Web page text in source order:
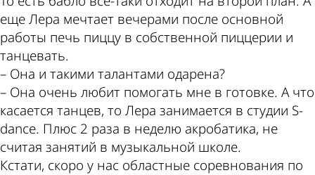
еще Лера мечтает вечерами после основной
работы печь пиццу в собственной пиццерии и
танцевать.
– Она и такими талантами одарена?
– Она очень любит помогать мне в готовке. А что
касается танцев, то Лера занимается в студии S-
dance. Плюс 2 раза в неделю акробатика, не
считая занятий в музыкальной школе.
Кстати, скоро у нас областные соревнования по